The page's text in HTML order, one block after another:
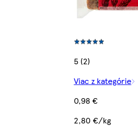
5 (2)
Viac z kategórie
0,98 €
2,80 €/kg